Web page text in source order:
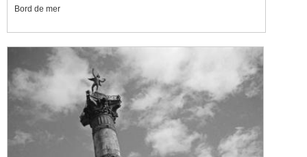
Bord de mer